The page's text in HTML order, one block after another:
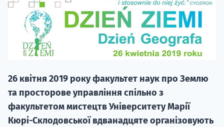
26 квітня 2019 року факультет наук про Землю
та просторове управління спільно з
факультетом мистецтв Університету Марії
Кюрі-Склодовської вдванадцяте організовують
"Навчання
вступ на